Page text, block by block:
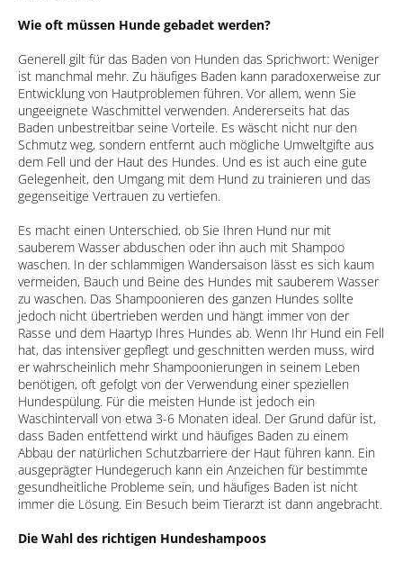
Wie oft müssen Hunde gebadet werden?
Generell gilt für das Baden von Hunden das Sprichwort: Weniger
ist manchmal mehr. Zu häufiges Baden kann paradoxerweise zur
Entwicklung von Hautproblemen führen. Vor allem, wenn Sie
ungeeignete Waschmittel verwenden. Andererseits hat das
Baden unbestreitbar seine Vorteile. Es wäscht nicht nur den
Schmutz weg, sondern entfernt auch mögliche Umweltgifte aus
dem Fell und der Haut des Hundes. Und es ist auch eine gute
Gelegenheit, den Umgang mit dem Hund zu trainieren und das
gegenseitige Vertrauen zu vertiefen.
Es macht einen Unterschied, ob Sie Ihren Hund nur mit
sauberem Wasser abduschen oder ihn auch mit Shampoo
waschen. In der schlammigen Wandersaison lässt es sich kaum
vermeiden, Bauch und Beine des Hundes mit sauberem Wasser
zu waschen. Das Shampoonieren des ganzen Hundes sollte
jedoch nicht übertrieben werden und hängt immer von der
Rasse und dem Haartyp Ihres Hundes ab. Wenn Ihr Hund ein Fell
hat, das intensiver gepflegt und geschnitten werden muss, wird
er wahrscheinlich mehr Shampoonierungen in seinem Leben
benötigen, oft gefolgt von der Verwendung einer speziellen
Hundespülung. Für die meisten Hunde ist jedoch ein
Waschintervall von etwa 3-6 Monaten ideal. Der Grund dafür ist,
dass Baden entfettend wirkt und häufiges Baden zu einem
Abbau der natürlichen Schutzbarriere der Haut führen kann. Ein
ausgeprägter Hundegeruch kann ein Anzeichen für bestimmte
gesundheitliche Probleme sein, und häufiges Baden ist nicht
immer die Lösung. Ein Besuch beim Tierarzt ist dann angebracht.
Die Wahl des richtigen Hundeshampoos